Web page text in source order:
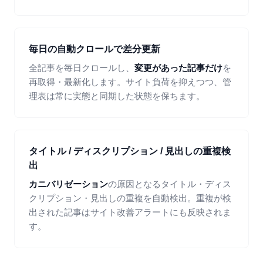
毎日の自動クロールで差分更新
全記事を毎日クロールし、 変更があった記事だけを
再取得・最新化します。サイト負荷を抑えつつ、管
理表は常に実態と同期した状態を保ちます。
タイトル / ディスクリプション / 見出しの重複検
出
カニバリゼーションの原因となるタイトル・ディス
クリプション・見出しの重複を自動検出。重複が検
出された記事はサイト改善アラートにも反映されま
す。